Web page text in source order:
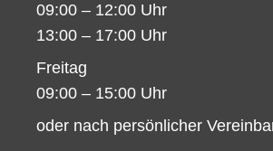
09:00 – 12:00 Uhr
13:00 – 17:00 Uhr
Freitag
09:00 – 15:00 Uhr
oder nach persönlicher